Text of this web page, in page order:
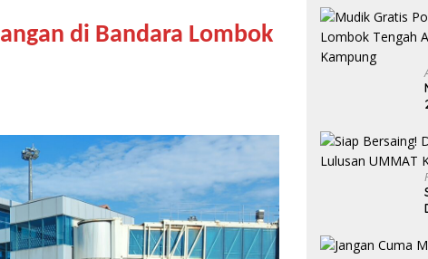
di Bandara Lombok